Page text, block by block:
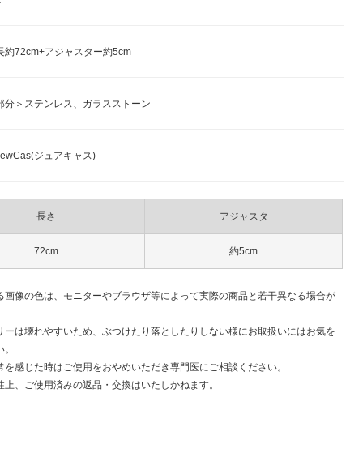
約72cm+アジャスター約5cm
分＞ステンレス、ガラスストーン
ジュアキャス)
長さ アジャスタ
72cm 約5cm
画像の色は、モニターやブラウザ等によって実際の商品と若干異なる場合が
ーは壊れやすいため、ぶつけたり落としたりしない様にお取扱いにはお気を
を感じた時はご使用をおやめいただき専門医にご相談ください。
上、ご使用済みの返品・交換はいたしかねます。